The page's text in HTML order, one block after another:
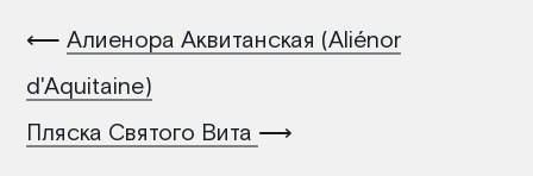
⟵ Алиенора Аквитанская (Aliénor
d'Aquitaine)
Пляска Святого Вита ⟶